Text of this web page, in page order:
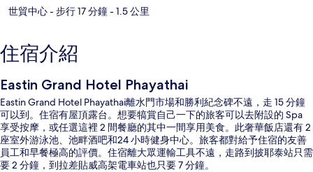
世貿中心- 步行 17 分鐘- 1.5 公里
住宿介紹
Eastin Grand Hotel Phayathai
Eastin Grand Hotel Phayathai離水門市場和勝利紀念碑不遠，走 15 分鐘
可以到。住宿有屋頂露台。想要犒賞自己一下的旅客可以去附設的 Spa
享受按摩，或任選這裡 2 間餐廳的其中一間享用美食。此奢華飯店還有 2
座室外游泳池、池畔酒吧和24 小時健身中心。旅客都對給予住宿的友善
員工和早餐極高的評價。住宿離大眾運輸工具不遠，走路到披耶泰站只需
要 2 分鐘，到拉差貼威高架電車站也只要 7 分鐘。